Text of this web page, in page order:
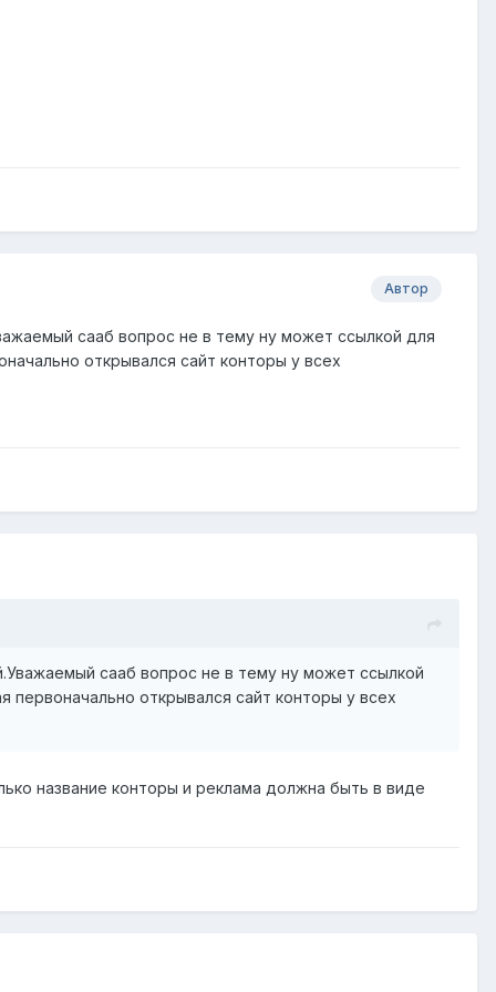
Автор
сааб вопрос не в тему ну может ссылкой для
открывался сайт конторы у всех
сааб вопрос не в тему ну может ссылкой
открывался сайт конторы у всех
название конторы и реклама должна быть в виде